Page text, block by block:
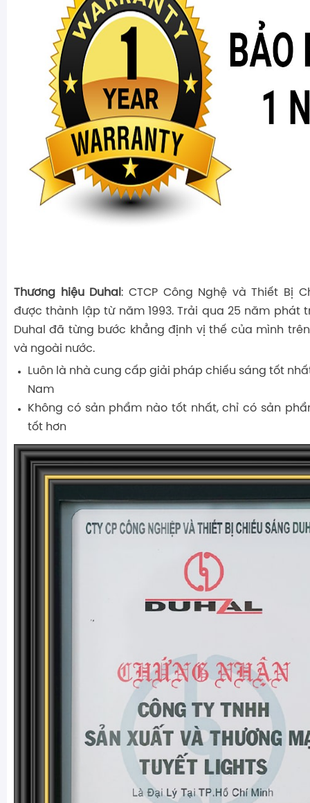
Thương hiệu Duhal: CTCP Công Nghệ và Thiết Bị
được thành lập từ năm 1993. Trải qua 25 năm phát
Duhal đã từng bước khẳng định vị thế của mình
và ngoài nước.
Luôn là nhà cung cấp giải pháp chiếu sáng tốt
Nam
Không có sản phẩm nào tốt nhất, chỉ có sản
tốt hơn